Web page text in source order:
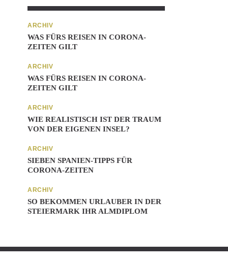
ARCHIV
WAS FÜRS REISEN IN CORONA-
ZEITEN GILT
ARCHIV
WAS FÜRS REISEN IN CORONA-
ZEITEN GILT
ARCHIV
WIE REALISTISCH IST DER TRAUM
VON DER EIGENEN INSEL?
ARCHIV
SIEBEN SPANIEN-TIPPS FÜR
CORONA-ZEITEN
ARCHIV
SO BEKOMMEN URLAUBER IN DER
STEIERMARK IHR ALMDIPLOM